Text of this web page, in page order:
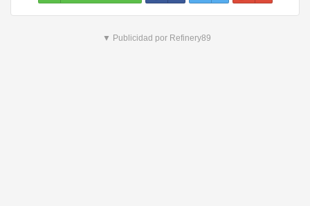
▼ Publicidad por Refinery89